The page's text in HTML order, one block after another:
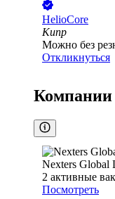
HelioCore
Кипр
Можно без
Откликнуться
Компании
Nexters Global
2 активные
Посмотреть